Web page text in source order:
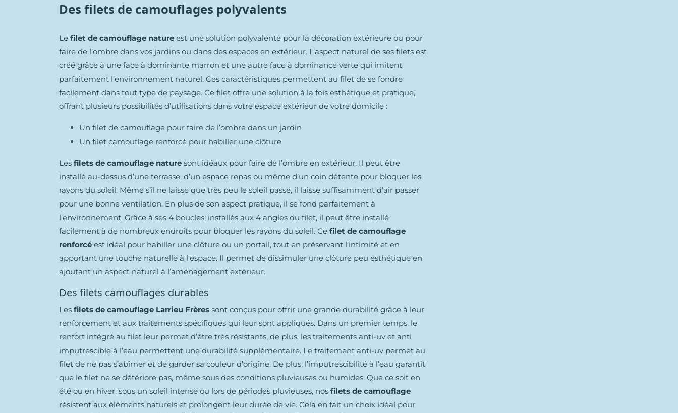
Des filets de camouflages polyvalents
Le filet de camouflage nature est une solution polyvalente pour la décoration extérieure ou pour
faire de l’ombre dans vos jardins ou dans des espaces en extérieur. L’aspect naturel de ses filets est
créé grâce à une face à dominante marron et une autre face à dominance verte qui imitent
parfaitement l’environnement naturel. Ces caractéristiques permettent au filet de se fondre
facilement dans tout type de paysage. Ce filet offre une solution à la fois esthétique et pratique,
offrant plusieurs possibilités d’utilisations dans votre espace extérieur de votre domicile :
Un filet de camouflage pour faire de l’ombre dans un jardin
Un filet camouflage renforcé pour habiller une clôture
Les filets de camouflage nature sont idéaux pour faire de l’ombre en extérieur. Il peut être
installé au-dessus d’une terrasse, d’un espace repas ou même d’un coin détente pour bloquer les
rayons du soleil. Même s’il ne laisse que très peu le soleil passé, il laisse suffisamment d’air passer
pour une bonne ventilation. En plus de son aspect pratique, il se fond parfaitement à
l’environnement. Grâce à ses 4 boucles, installés aux 4 angles du filet, il peut être installé
facilement à de nombreux endroits pour bloquer les rayons du soleil. Ce filet de camouflage
renforcé est idéal pour habiller une clôture ou un portail, tout en préservant l’intimité et en
apportant une touche naturelle à l'espace. Il permet de dissimuler une clôture peu esthétique en
ajoutant un aspect naturel à l’aménagement extérieur.
Des filets camouflages durables
Les filets de camouflage Larrieu Frères sont conçus pour offrir une grande durabilité grâce à leur
renforcement et aux traitements spécifiques qui leur sont appliqués. Dans un premier temps, le
renfort intégré au filet leur permet d’être très résistants, de plus, les traitements anti-uv et anti
imputrescible à l’eau permettent une durabilité supplémentaire. Le traitement anti-uv permet au
filet de ne pas s’abîmer et de garder sa couleur d’origine. De plus, l’imputrescibilité à l’eau garantit
que le filet ne se détériore pas, même sous des conditions pluvieuses ou humides. Que ce soit en
été ou en hiver, sous un soleil intense ou lors de périodes pluvieuses, nos filets de camouflage
résistent aux éléments naturels et prolongent leur durée de vie. Cela en fait un choix idéal pour